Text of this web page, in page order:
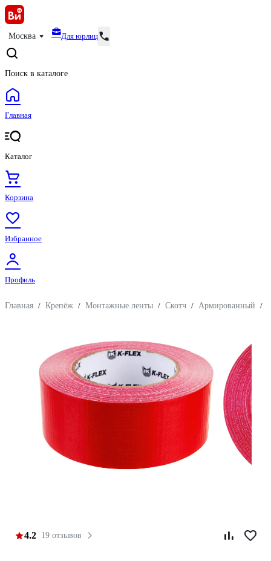
Москва Для юрлиц
Поиск в каталоге
Главная
Каталог
Корзина
Избранное
Профиль
Главная / Крепёж / Монтажные ленты / Скотч / Армированный /
4.2 19 отзывов